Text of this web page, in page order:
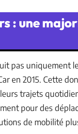
: une
pas uniquement
en 2015. Cette
trajets
pour des
de mobilité